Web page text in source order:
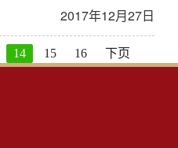
2017年12月27日
14 15 16 下页